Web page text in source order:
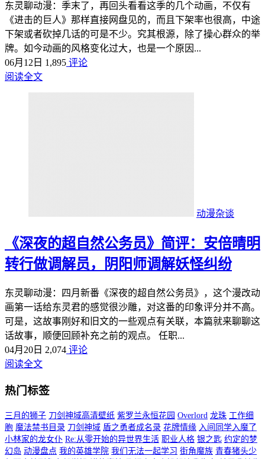
东灵聊动漫：季末了，再回头看看这季的几个动画，不仅有
《进击的巨人》那样直接网盘见的，而且下架率也很高，中途
下架或者砍掉几话的可是不少。究其根源，除了操心群众的举
牌。如今动画的风格变化过大，也是一个原因...
06月12日 1,895 评论
阅读全文
动漫杂谈
《深夜的超自然公务员》简评：安倍晴明
转行做调解员，阴阳师调解妖怪纠纷
东灵聊动漫：四月新番《深夜的超自然公务员》，这个漫改动
画第一话给东灵君的感觉很沙雕，对这番的印象评分并不高。
可是，这故事刚好和旧文的一些观点有关联，本篇就来聊聊这
话故事，顺便回顾补充之前的观点。 任职...
04月20日 2,074 评论
阅读全文
热门标签
三月的狮子 刀剑神域高清壁纸 紫罗兰永恒花园 Overlord 龙珠 工作细
胞 魔法禁书目录 刀剑神域 盾之勇者成名录 花牌情缘 入间同学入魔了
小林家的龙女仆 Re:从零开始的异世界生活 职业人格 银之匙 约定的梦
幻岛 动漫盘点 我的英雄学院 我们无法一起学习 街角魔族 青春猪头少